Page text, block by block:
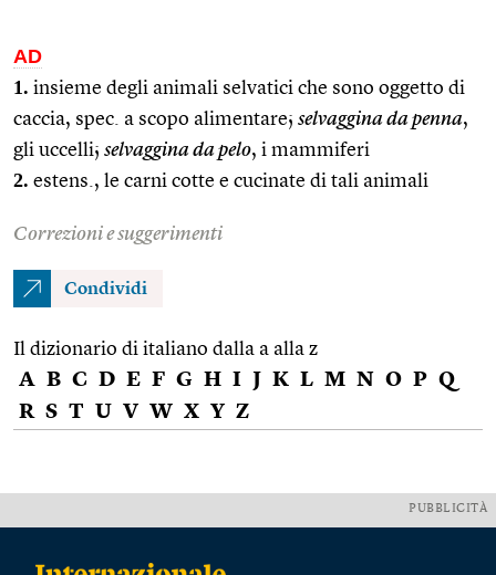
AD
1. insieme degli animali selvatici che sono oggetto di
caccia, spec. a scopo alimentare; selvaggina da penna,
gli uccelli; selvaggina da pelo, i mammiferi
2. estens., le carni cotte e cucinate di tali animali
Correzioni e suggerimenti
Condividi
Il dizionario di italiano dalla a alla z
A B C D E F G H I J K L M N O P Q
R S T U V W X Y Z
PUBBLICITÀ